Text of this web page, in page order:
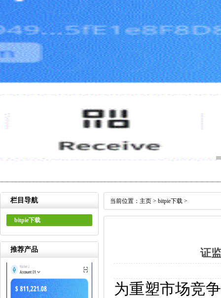
栏目导航
bitpie下载
推荐产品
当前位置： 主页 > bitpie下载 >
证
为重塑市场竞